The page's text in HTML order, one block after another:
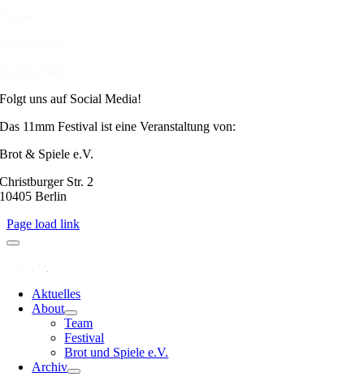
Folgt uns auf Social Media!
Das 11mm Festival ist eine Veranstaltung von:
Brot & Spiele e.V.
Christburger Str. 2
10405 Berlin
Page load link
Aktuelles
About
Team
Festival
Brot und Spiele e.V.
Archiv